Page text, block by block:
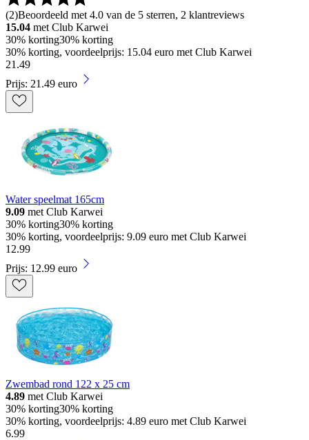
(2)Beoordeeld met 4.0 van de 5 sterren, 2 klantreviews
15.04 met Club Karwei
30% korting30% korting
30% korting, voordeelprijs: 15.04 euro met Club Karwei
21 .49
Prijs: 21.49 euro
Water speelmat 165cm
9.09 met Club Karwei
30% korting30% korting
30% korting, voordeelprijs: 9.09 euro met Club Karwei
12.99
Prijs: 12.99 euro
Zwembad rond 122 x 25 cm
4.89 met Club Karwei
30% korting30% korting
30% korting, voordeelprijs: 4.89 euro met Club Karwei
6.99